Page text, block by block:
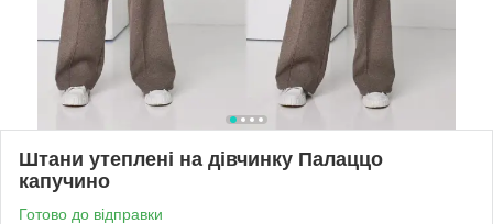
Штани утеплені на дівчинку Палаццо
капучино
Готово до відправки